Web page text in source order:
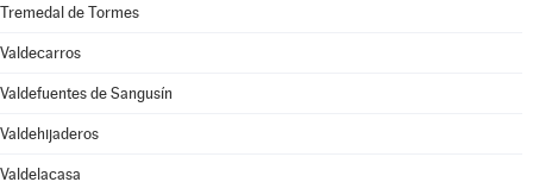
Tremedal de Tormes
Valdecarros
Valdefuentes de Sangusín
Valdehijaderos
Valdelacasa